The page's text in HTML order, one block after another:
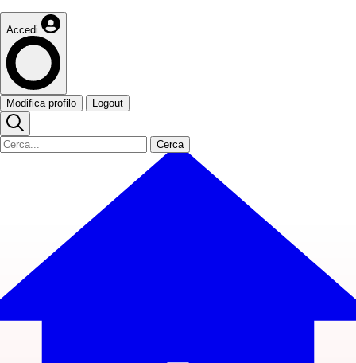
Accedi
Modifica profilo Logout
Cerca